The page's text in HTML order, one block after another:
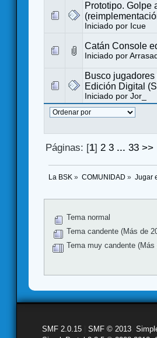
Prototipo. Golpe
Iniciado por Icue
Catán Console
Iniciado por
Busco
Edición Digital
Iniciado por Jor_
Páginas: [1] 2 3 ...33 >>
La BSK » COMUNIDAD » Jugar
Tema normal
Tema candente (Más de
Tema muy candente
SMF 2.0.15 SMF © 2013